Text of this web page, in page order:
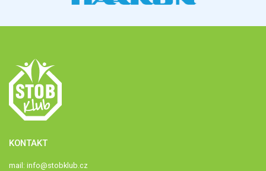
KONTAKT
mail: info@stobklub.cz